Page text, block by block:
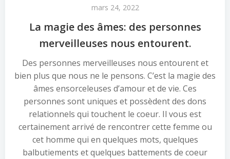
mars 24, 2022
La magie des âmes: des personnes
merveilleuses nous entourent.
Des personnes merveilleuses nous entourent et
bien plus que nous ne le pensons. C’est la magie des
âmes ensorceleuses d’amour et de vie. Ces
personnes sont uniques et possèdent des dons
relationnels qui touchent le coeur. Il vous est
certainement arrivé de rencontrer cette femme ou
cet homme qui en quelques mots, quelques
balbutiements et quelques battements de coeur